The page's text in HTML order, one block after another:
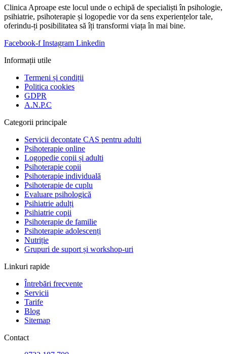
Clinica Aproape este locul unde o echipă de specialiști în psihologie,
psihiatrie, psihoterapie și logopedie vor da sens experiențelor tale,
oferindu-ți posibilitatea să îți transformi viața în mai bine.
Facebook-f Instagram Linkedin
Informații utile
Termeni și condiții
Politica cookies
GDPR
A.N.P.C
Categorii principale
Servicii decontate CAS pentru adulti
Psihoterapie online
Logopedie copii și adulti
Psihoterapie copii
Psihoterapie individuală
Psihoterapie de cuplu
Evaluare psihologică
Psihiatrie adulți
Psihiatrie copii
Psihoterapie de familie
Psihoterapie adolescenți
Nutriție
Grupuri de suport și workshop-uri
Linkuri rapide
Întrebări frecvente
Servicii
Tarife
Blog
Sitemap
Contact